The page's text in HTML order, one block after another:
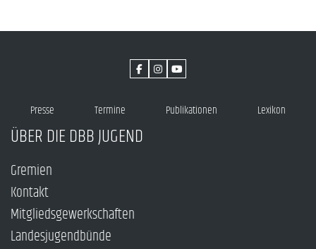
Presse Termine Publikationen Lexikon
ÜBER DIE DBB JUGEND
Gremien
Kontakt
Mitgliedsgewerkschaften
Landesjugendbünde